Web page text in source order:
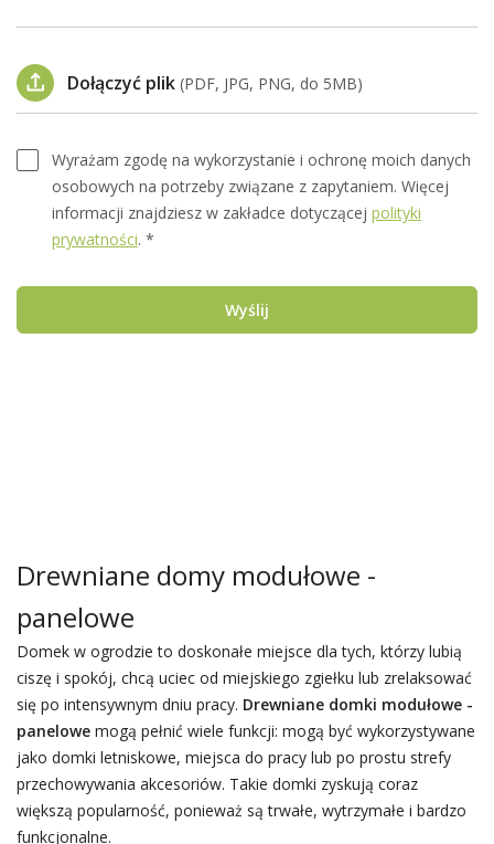
Dołączyć plik (PDF, JPG, PNG, do 5MB)
Wyrażam zgodę na wykorzystanie i ochronę moich danych
osobowych na potrzeby związane z zapytaniem. Więcej
informacji znajdziesz w zakładce dotyczącej polityki
prywatności. *
Wyślij
Drewniane domy modułowe -
panelowe
Domek w ogrodzie to doskonałe miejsce dla tych, którzy lubią
ciszę i spokój, chcą uciec od miejskiego zgiełku lub zrelaksować
się po intensywnym dniu pracy. Drewniane domki modułowe -
panelowe mogą pełnić wiele funkcji: mogą być wykorzystywane
jako domki letniskowe, miejsca do pracy lub po prostu strefy
przechowywania akcesoriów. Takie domki zyskują coraz
większą popularność, ponieważ są trwałe, wytrzymałe i bardzo
funkcjonalne.